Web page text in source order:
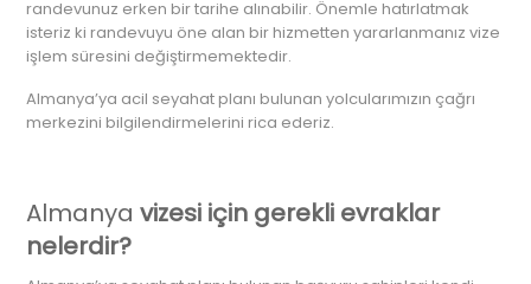
randevunuz erken bir tarihe alınabilir. Önemle hatırlatmak
isteriz ki randevuyu öne alan bir hizmetten yararlanmanız vize
işlem süresini değiştirmemektedir.
Almanya’ya acil seyahat planı bulunan yolcularımızın çağrı
merkezini bilgilendirmelerini rica ederiz.
Almanya vizesi için gerekli evraklar
nelerdir?